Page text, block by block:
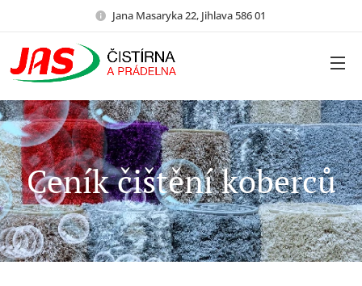
Jana Masaryka 22, Jihlava 586 01
Ceník čištění koberců